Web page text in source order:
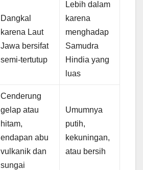
Dangkal
karena Laut
Jawa bersifat
semi-tertutup
Lebih dalam
karena
menghadap
Samudra
Hindia yang
luas
Cenderung
gelap atau
hitam,
endapan abu
vulkanik dan
sungai
Umumnya
putih,
kekuningan,
atau bersih